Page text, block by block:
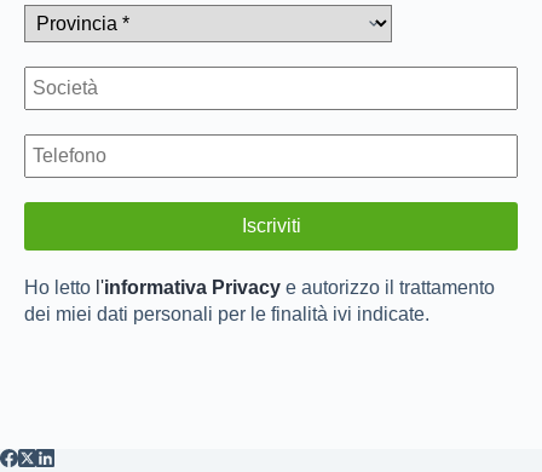
Ho letto l'informativa Privacy e autorizzo il trattamento
dei miei dati personali per le finalità ivi indicate.